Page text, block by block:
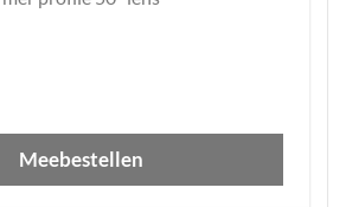
Meebestellen